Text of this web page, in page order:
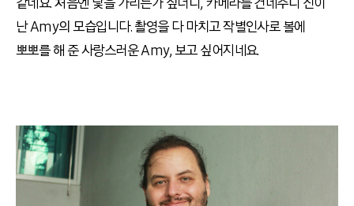
난 Amy의 모습입니다. 촬영을 다 마치고 작별인사로 볼에
뽀뽀를 해 준 사랑스러운 Amy, 보고 싶어지네요.